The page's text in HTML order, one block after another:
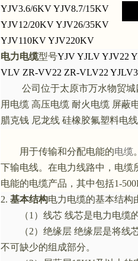
YJV3.6/6KV YJV8.7/15KV
YJV12/20KV YJV26/35KV
YJV110KV YJV220KV
电力电缆型号YJV YJLV YJV22
VLV ZR-VV22 ZR-VLV22
公司 位于太原市万水物贸城
用电缆 高压电缆 耐火电缆 屏蔽
腊克钱 尼龙线 硅橡胶氟塑料电
用于传输和分配电能的电缆
下输电线。在电力线路中，电缆
电能的电缆产品，其中包括1-
2. 基本结构电力电缆的基本结构
（1 ）线芯 线芯是电力电缆
（2）绝缘层 绝缘层是将线
不可缺少的组成部分。